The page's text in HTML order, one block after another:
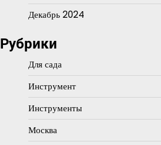
Декабрь 2024
Рубрики
Для сада
Инструмент
Инструменты
Москва